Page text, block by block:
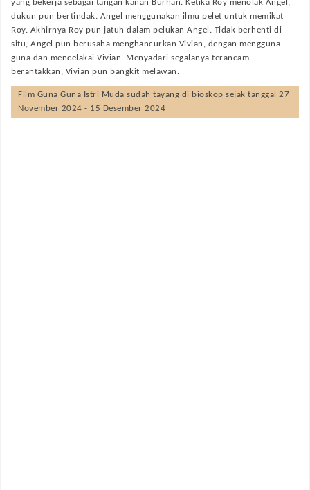
yang bekerja sebagai tangan kanan Burhan. Ketika Roy menolak Angel,
dukun pun bertindak. Angel menggunakan ilmu pelet untuk memikat
Roy. Akhirnya Roy pun jatuh dalam pelukan Angel. Tidak berhenti di
situ, Angel pun berusaha menghancurkan Vivian, dengan mengguna-
guna dan mencelakai Vivian. Menyadari segalanya terancam
berantakkan, Vivian pun bangkit melawan.
Film Guna Guna Istri Muda sudah tayang di bioskop sejak tanggal 27
November 2024 - 15 Desember 2024